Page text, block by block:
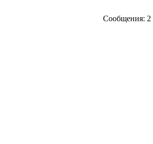
Сообщения: 2